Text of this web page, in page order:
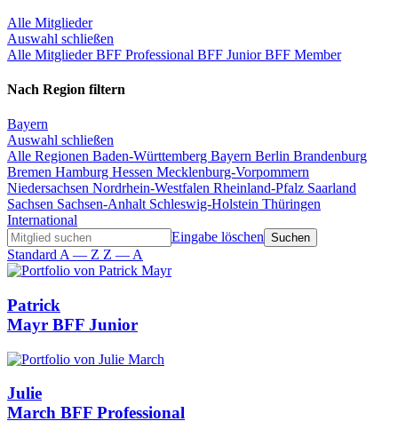
Alle Mitglieder
Auswahl schließen
Alle MitgliederBFF Professional BFF JuniorBFF Member
Nach Region filtern
Bayern
Auswahl schließen
Alle Regionen Baden-Württemberg Bayern Berlin Brandenburg
Bremen Hamburg Hessen Mecklenburg-Vorpommern
Niedersachsen Nordrhein-Westfalen Rheinland-Pfalz Saarland
Sachsen Sachsen-Anhalt Schleswig-Holstein Thüringen
International
Eingabe löschen
Standard A — Z Z — A
Patrick
Mayr BFF Junior
Julie
March BFF Professional